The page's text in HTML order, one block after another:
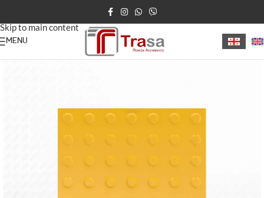
Skip to main content
MENU
მთავარი უსინათლოთა ბილიკი